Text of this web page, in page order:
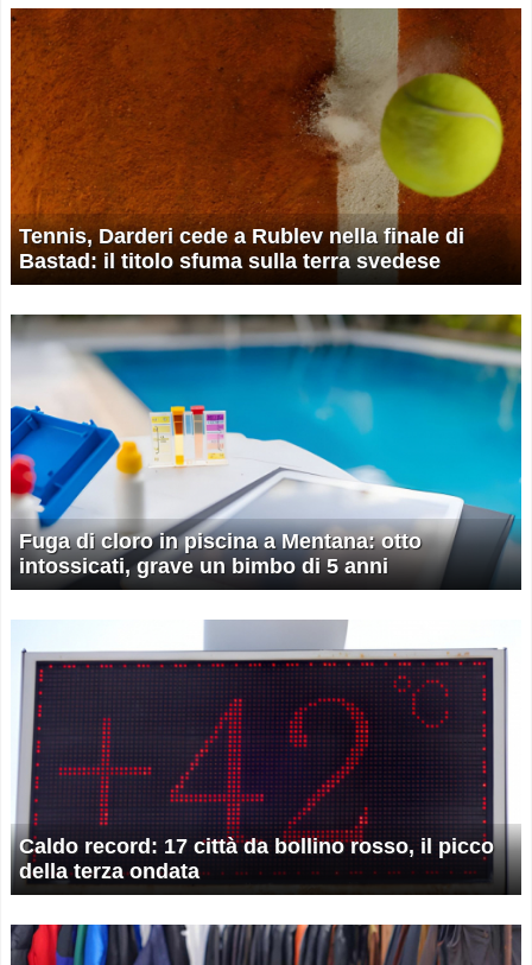
Tennis, Darderi cede a Rublev nella finale di
Bastad: il titolo sfuma sulla terra svedese
Fuga di cloro in piscina a Mentana: otto
intossicati, grave un bimbo di 5 anni
Caldo record: 17 città da bollino rosso, il picco
della terza ondata